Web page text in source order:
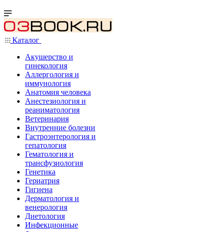
Каталог
Акушерство и
гинекология
Аллергология и
иммунология
Анатомия человека
Анестезиология и
реаниматология
Ветеринария
Внутренние болезни
Гастроэнтерология и
гепатология
Гематология и
трансфузиология
Генетика
Гериатрия
Гигиена
Дерматология и
венерология
Диетология
Инфекционные